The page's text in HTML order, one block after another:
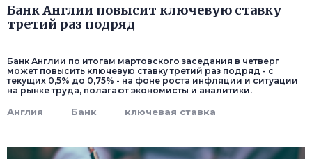
Банк Англии повысит ключевую ставку
третий раз подряд
Банк Англии по итогам мартовского заседания в четверг
может повысить ключевую ставку третий раз подряд - с
текущих 0,5% до 0,75% - на фоне роста инфляции и ситуации
на рынке труда, полагают экономисты и аналитики.
Англия Банк ключевая ставка